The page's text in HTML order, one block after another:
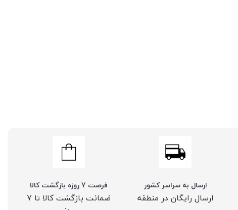
ارسال به سراسر کشور
ارسال رایگان در منطقه
فرصت 7 روزه بازگشت کالا
ضمانت بازگشت کالا تا 7